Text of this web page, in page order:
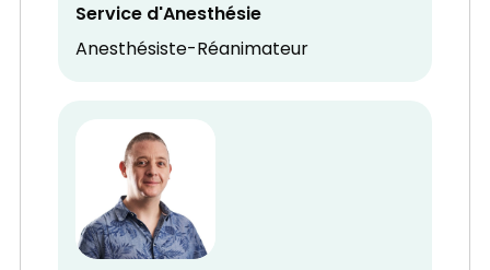
Service d'Anesthésie
Anesthésiste-Réanimateur